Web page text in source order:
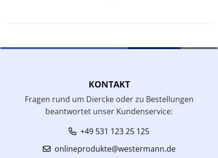
KONTAKT
Fragen rund um Diercke oder zu Bestellungen
beantwortet unser Kundenservice:
+49 531 123 25 125
onlineprodukte@westermann.de